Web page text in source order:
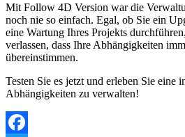
Mit Follow 4D Version war die
noch nie so einfach. Egal, ob Sie ein
eine Wartung Ihres Projekts
verlassen, dass Ihre Abhängigkeiten
übereinstimmen.
Testen Sie es jetzt und erleben Sie eine
Abhängigkeiten zu verwalten!